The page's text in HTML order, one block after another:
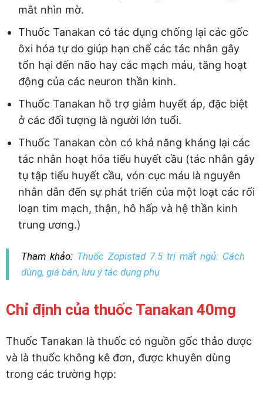
mắt nhìn mờ.
Thuốc Tanakan có tác dụng chống lại các gốc
ôxi hóa tự do giúp hạn chế các tác nhân gây
tổn hại đến não hay các mạch máu, tăng hoạt
động của các neuron thần kinh.
Thuốc Tanakan hỗ trợ giảm huyết áp, đặc biệt
ở các đối tượng là người lớn tuổi.
Thuốc Tanakan còn có khả năng kháng lại các
tác nhân hoạt hóa tiểu huyết cầu (tác nhân gây
tụ tập tiểu huyết cầu, vón cục máu là nguyên
nhân dẫn đến sự phát triển của một loạt các rối
loạn tim mạch, thận, hô hấp và hệ thần kinh
trung ương.)
Tham khảo: Thuốc Zopistad 7.5 trị mất ngủ: Cách
dùng, giá bán, lưu ý tác dụng phụ
Chỉ định của thuốc Tanakan 40mg
Thuốc Tanakan là thuốc có nguồn gốc thảo dược
và là thuốc không kê đơn, được khuyên dùng
trong các trường hợp: